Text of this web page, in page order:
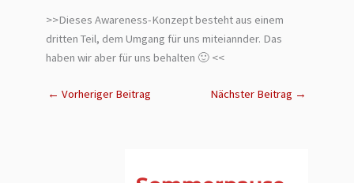
>>Dieses Awareness-Konzept besteht aus einem
dritten Teil, dem Umgang für uns miteiannder. Das
haben wir aber für uns behalten 🙂 <<
← Vorheriger Beitrag Nächster Beitrag →